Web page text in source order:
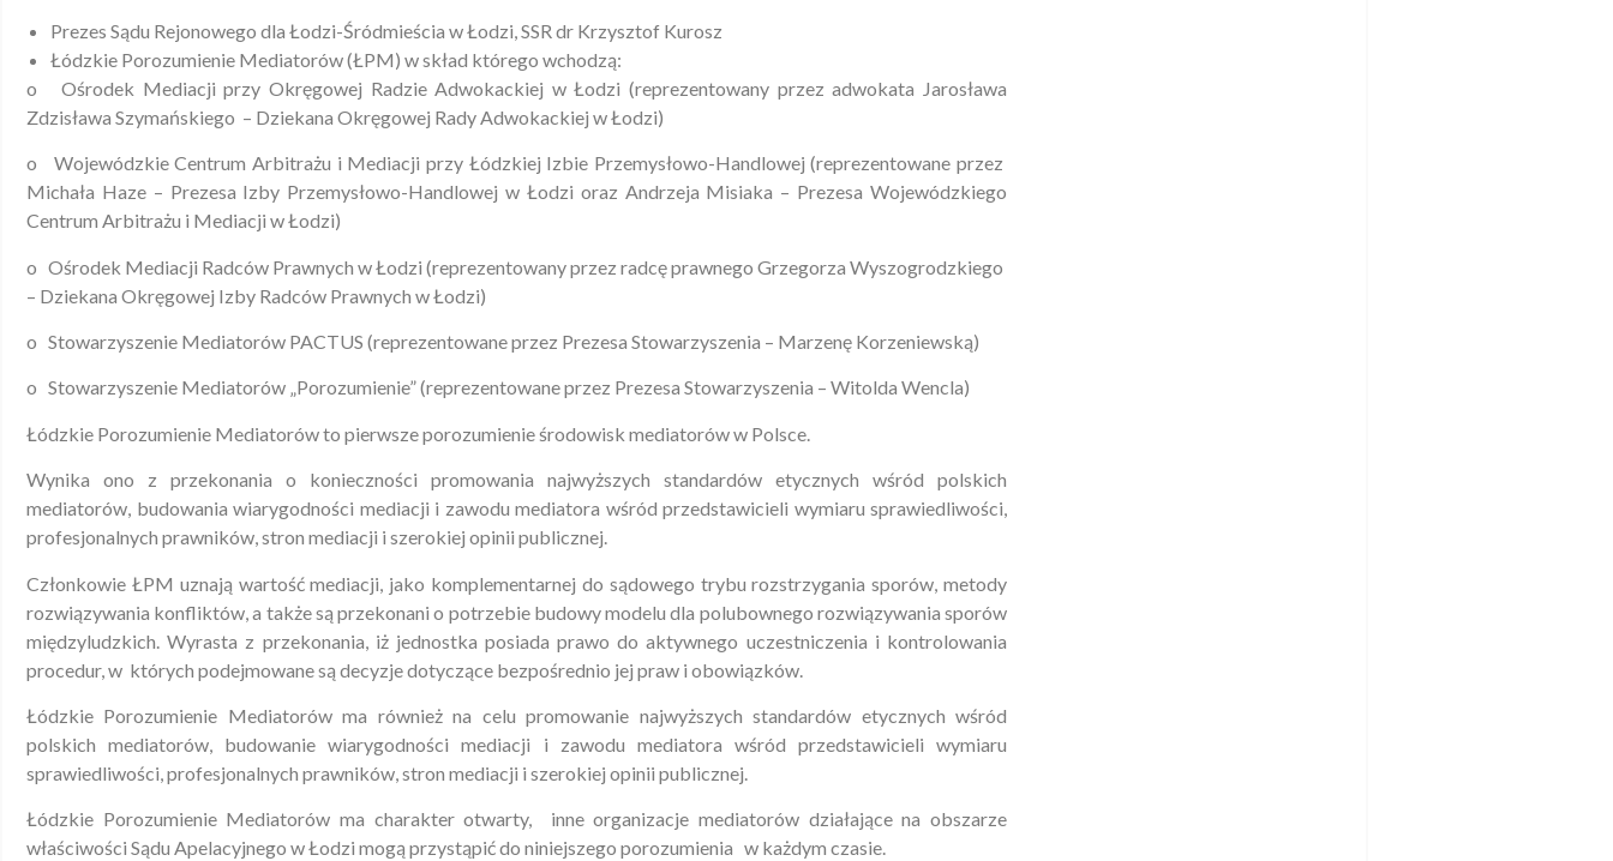
Prezes Sądu Rejonowego dla Łodzi-Śródmieścia w Łodzi, SSR dr Krzysztof Kurosz
Łódzkie Porozumienie Mediatorów (ŁPM) w skład którego wchodzą:
o Ośrodek Mediacji przy Okręgowej Radzie Adwokackiej w Łodzi (reprezentowany przez adwokata Jarosława
Zdzisława Szymańskiego – Dziekana Okręgowej Rady Adwokackiej w Łodzi)
o Wojewódzkie Centrum Arbitrażu i Mediacji przy Łódzkiej Izbie Przemysłowo-Handlowej (reprezentowane przez
Michała Haze – Prezesa Izby Przemysłowo-Handlowej w Łodzi oraz Andrzeja Misiaka – Prezesa Wojewódzkiego
Centrum Arbitrażu i Mediacji w Łodzi)
o Ośrodek Mediacji Radców Prawnych w Łodzi (reprezentowany przez radcę prawnego Grzegorza Wyszogrodzkiego
– Dziekana Okręgowej Izby Radców Prawnych w Łodzi)
o Stowarzyszenie Mediatorów PACTUS (reprezentowane przez Prezesa Stowarzyszenia – Marzenę Korzeniewską)
o Stowarzyszenie Mediatorów „Porozumienie” (reprezentowane przez Prezesa Stowarzyszenia – Witolda Wencla)
Łódzkie Porozumienie Mediatorów to pierwsze porozumienie środowisk mediatorów w Polsce.
Wynika ono z przekonania o konieczności promowania najwyższych standardów etycznych wśród polskich
mediatorów, budowania wiarygodności mediacji i zawodu mediatora wśród przedstawicieli wymiaru sprawiedliwości,
profesjonalnych prawników, stron mediacji i szerokiej opinii publicznej.
Członkowie ŁPM uznają wartość mediacji, jako komplementarnej do sądowego trybu rozstrzygania sporów, metody
rozwiązywania konfliktów, a także są przekonani o potrzebie budowy modelu dla polubownego rozwiązywania sporów
międzyludzkich. Wyrasta z przekonania, iż jednostka posiada prawo do aktywnego uczestniczenia i kontrolowania
procedur, w których podejmowane są decyzje dotyczące bezpośrednio jej praw i obowiązków.
Łódzkie Porozumienie Mediatorów ma również na celu promowanie najwyższych standardów etycznych wśród
polskich mediatorów, budowanie wiarygodności mediacji i zawodu mediatora wśród przedstawicieli wymiaru
sprawiedliwości, profesjonalnych prawników, stron mediacji i szerokiej opinii publicznej.
Łódzkie Porozumienie Mediatorów ma charakter otwarty, inne organizacje mediatorów działające na obszarze
właściwości Sądu Apelacyjnego w Łodzi mogą przystąpić do niniejszego porozumienia w każdym czasie.